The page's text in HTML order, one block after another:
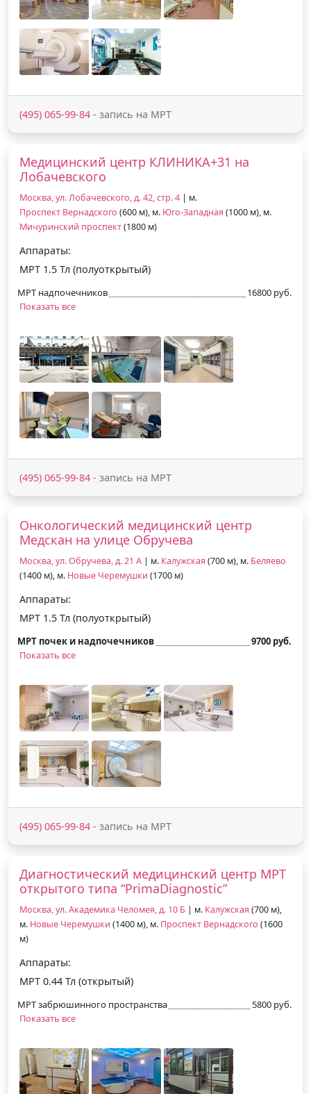
(495) 065-99-84 - запись на МРТ
Медицинский центр КЛИНИКА+31 на
Лобачевского
Москва, ул. Лобачевского, д. 42, стр. 4 | м.
Проспект Вернадского (600 м), м. Юго-Западная (1000 м), м.
Мичуринский проспект(1800 м)
Аппараты:
МРТ 1.5 Тл (полуоткрытый)
МРТ надпочечников
16800 руб.
Показать все
(495) 065-99-84 - запись на МРТ
Онкологический медицинский центр
Медскан на улице Обручева
Москва, ул. Обручева, д. 21 А | м. Калужская (700 м), м. Беляево
(1400 м), м. Новые Черемушки (1700 м)
Аппараты:
МРТ 1.5 Тл (полуоткрытый)
МРТ почек и надпочечников
9700 руб.
Показать все
(495) 065-99-84 - запись на МРТ
Диагностический медицинский центр МРТ
открытого типа “PrimaDiagnostic”
Москва, ул. Академика Челомея, д. 10 Б | м. Калужская (700 м),
м. Новые Черемушки (1400 м), м. Проспект Вернадского (1600
м)
Аппараты:
МРТ 0.44 Тл (открытый)
МРТ забрюшинного пространства
5800 руб.
Показать все